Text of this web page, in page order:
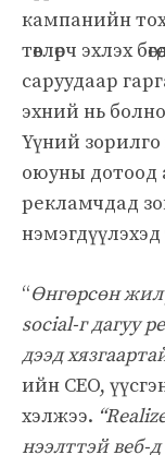
кампанийн
төвлөрч эхлэх
саруудаар
эхний нь
Үүний
оюуны дотоод
рекламчдад
“Өнгөрсөн
social-г дагуу
дээд
ийн CEO,
хэлжээ.
нээлттэй веб-